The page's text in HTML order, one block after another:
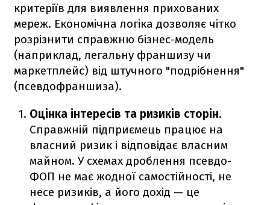
критеріїв для виявлення прихованих
мереж. Економічна логіка дозволяє чітко
розрізнити справжню бізнес-модель
(наприклад, легальну франшизу чи
маркетплейс) від штучного "подрібнення"
(псевдофраншиза).
Оцінка інтересів та ризиків сторін.
Справжній підприємець працює на
власний ризик і відповідає власним
майном. У схемах дроблення псевдо-
ФОП не має жодної самостійності, не
несе ризиків, а його дохід — це